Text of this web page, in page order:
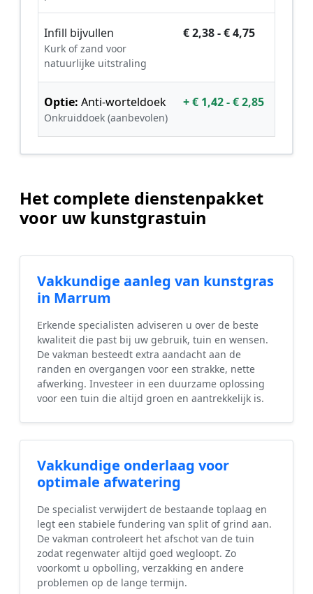
Infill bijvullen
Kurk of zand voor
natuurlijke uitstraling
€ 2,38 - € 4,75
Optie: Anti-worteldoek
Onkruiddoek (aanbevolen)
+ € 1,42 - € 2,85
Het complete dienstenpakket
voor uw kunstgrastuin
Vakkundige aanleg van kunstgras
in Marrum
Erkende specialisten adviseren u over de beste
kwaliteit die past bij uw gebruik, tuin en wensen.
De vakman besteedt extra aandacht aan de
randen en overgangen voor een strakke, nette
afwerking. Investeer in een duurzame oplossing
voor een tuin die altijd groen en aantrekkelijk is.
Vakkundige onderlaag voor
optimale afwatering
De specialist verwijdert de bestaande toplaag en
legt een stabiele fundering van split of grind aan.
De vakman controleert het afschot van de tuin
zodat regenwater altijd goed wegloopt. Zo
voorkomt u opbolling, verzakking en andere
problemen op de lange termijn.